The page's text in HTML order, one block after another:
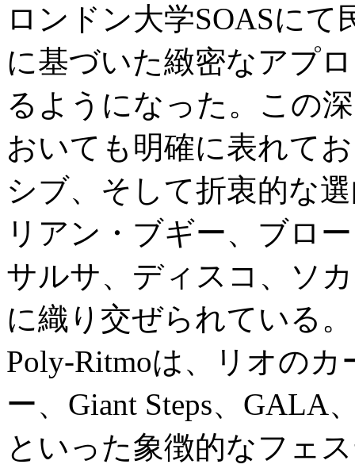
ロンドン大学SOASに
に基づいた緻密なアプ
るようになった。この
おいても明確に表れて
シブ、そして折衷的な
リアン・ブギー、ブロ
サルサ、ディスコ、ソ
に織り交ぜられている。
Poly-Ritmoは、リオの
ー、Giant Steps、GALA
といった象徴的なフェ